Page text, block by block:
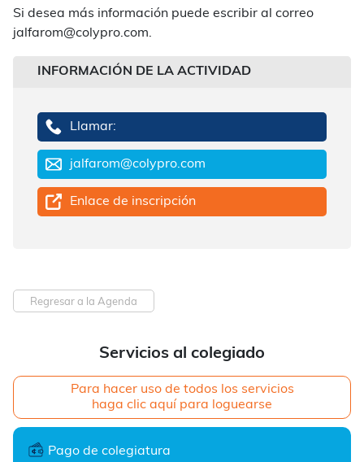
Servicios al colegiado
Para hacer uso de todos los servicios
haga clic aquí para loguearse
Pago de colegiatura
Si desea más información puede escribir al correo
jalfarom@colypro.com.
INFORMACIÓN DE LA ACTIVIDAD
Llamar:
jalfarom@colypro.com
Enlace de inscripción
Regresar a la Agenda